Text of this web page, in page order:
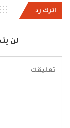
اترك رد
لن